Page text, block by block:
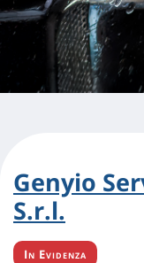
Genyio
S.r.l.
In Evidenza